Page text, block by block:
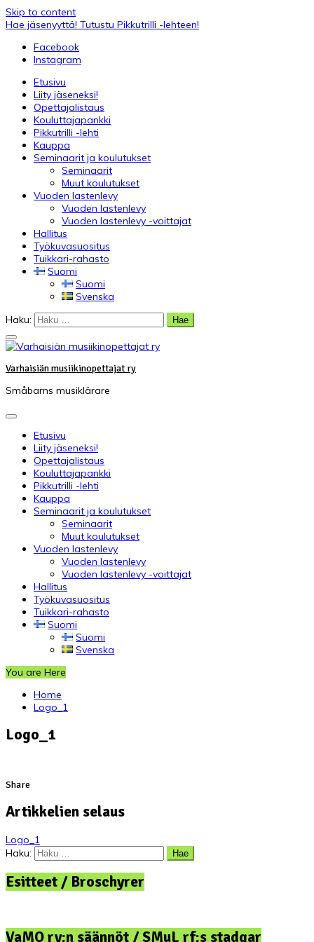
Skip to content
Hae jäsenyyttä! Tutustu Pikkutrilli -lehteen!
Facebook
Instagram
Etusivu
Liity jäseneksi!
Opettajalistaus
Kouluttajapankki
Pikkutrilli -lehti
Kauppa
Seminaarit ja koulutukset
Seminaarit
Muut koulutukset
Vuoden lastenlevy
Vuoden lastenlevy
Vuoden lastenlevy -voittajat
Hallitus
Työkuvasuositus
Tuikkari-rahasto
Suomi
Suomi
Svenska
Haku:
Varhaisiän musiikinopettajat ry
Småbarns musiklärare
Etusivu
Liity jäseneksi!
Opettajalistaus
Kouluttajapankki
Pikkutrilli -lehti
Kauppa
Seminaarit ja koulutukset
Seminaarit
Muut koulutukset
Vuoden lastenlevy
Vuoden lastenlevy
Vuoden lastenlevy -voittajat
Hallitus
Työkuvasuositus
Tuikkari-rahasto
Suomi
Suomi
Svenska
You are Here
Home
Logo_1
Logo_1
Share
Artikkelien selaus
Logo_1
Haku:
Esitteet / Broschyrer
VaMO ry:n säännöt / SMuL rf:s stadgar